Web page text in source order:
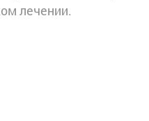
лечении.